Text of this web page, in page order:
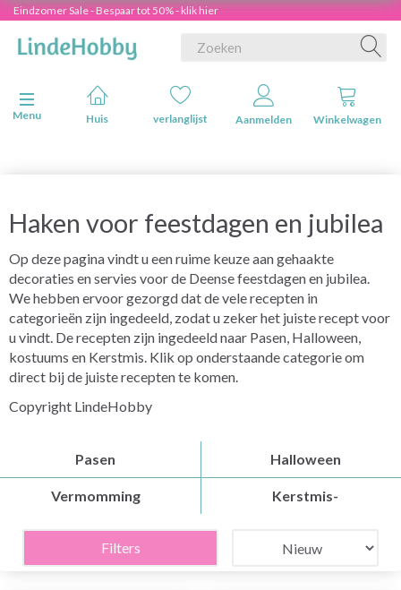
Eindzomer Sale - Bespaar tot 50% - klik hier
Navigatie in-/uitschakelen
Menu
Huis verlanglijst Aanmelden Winkelwagen
Haken voor feestdagen en jubilea
Op deze pagina vindt u een ruime keuze aan gehaakte
decoraties en servies voor de Deense feestdagen en jubilea.
We hebben ervoor gezorgd dat de vele recepten in
categorieën zijn ingedeeld, zodat u zeker het juiste recept voor
u vindt. De recepten zijn ingedeeld naar Pasen, Halloween,
kostuums en Kerstmis. Klik op onderstaande categorie om
direct bij de juiste recepten te komen.
Copyright LindeHobby
Pasen Halloween
Vermomming Kerstmis-
Filters